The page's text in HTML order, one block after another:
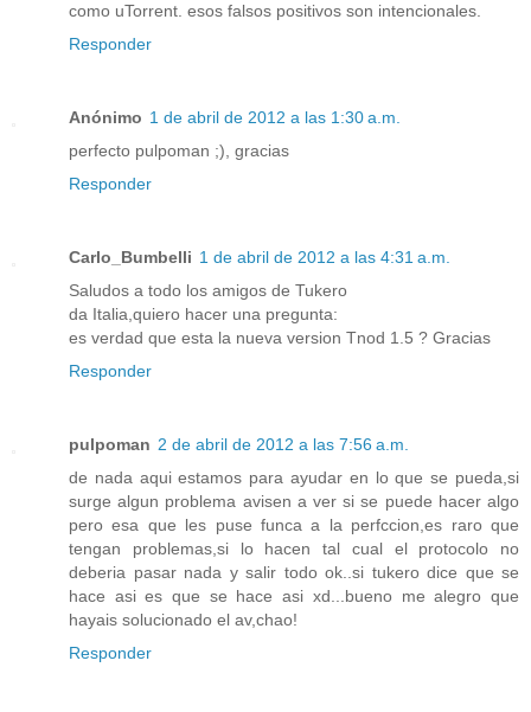
como uTorrent. esos falsos positivos son intencionales.
Responder
Anónimo 1 de abril de 2012 a las 1:30 a.m.
perfecto pulpoman ;), gracias
Responder
Carlo_Bumbelli 1 de abril de 2012 a las 4:31 a.m.
Saludos a todo los amigos de Tukero
da Italia,quiero hacer una pregunta:
es verdad que esta la nueva version Tnod 1.5 ? Gracias
Responder
pulpoman 2 de abril de 2012 a las 7:56 a.m.
de nada aqui estamos para ayudar en lo que se pueda,si
surge algun problema avisen a ver si se puede hacer algo
pero esa que les puse funca a la perfccion,es raro que
tengan problemas,si lo hacen tal cual el protocolo no
deberia pasar nada y salir todo ok..si tukero dice que se
hace asi es que se hace asi xd...bueno me alegro que
hayais solucionado el av,chao!
Responder